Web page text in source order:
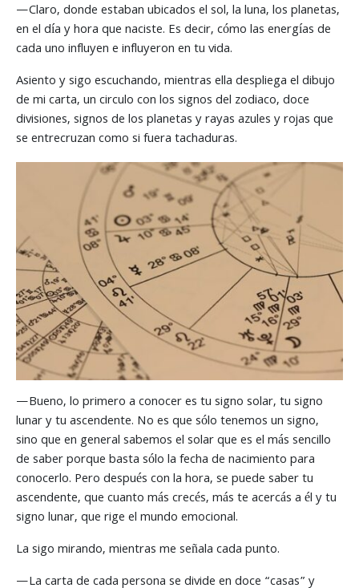
—Claro, donde estaban ubicados el sol, la luna, los planetas,
en el día y hora que naciste. Es decir, cómo las energías de
cada uno influyen e influyeron en tu vida.
Asiento y sigo escuchando, mientras ella despliega el dibujo
de mi carta, un circulo con los signos del zodiaco, doce
divisiones, signos de los planetas y rayas azules y rojas que
se entrecruzan como si fuera tachaduras.
—Bueno, lo primero a conocer es tu signo solar, tu signo
lunar y tu ascendente. No es que sólo tenemos un signo,
sino que en general sabemos el solar que es el más sencillo
de saber porque basta sólo la fecha de nacimiento para
conocerlo. Pero después con la hora, se puede saber tu
ascendente, que cuanto más crecés, más te acercás a él y tu
signo lunar, que rige el mundo emocional.
La sigo mirando, mientras me señala cada punto.
—La carta de cada persona se divide en doce “casas” y